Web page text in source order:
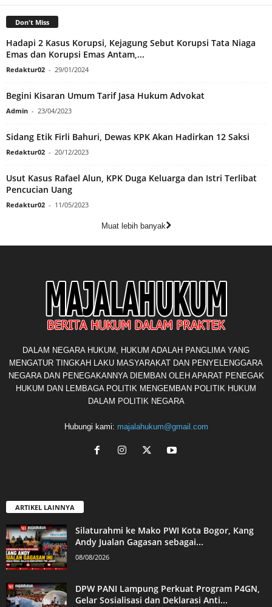
Don't Miss
Hadapi 2 Kasus Korupsi, Kejagung Sebut Korupsi Tata Niaga
Emas dan Korupsi Emas Antam,...
Redaktur02 - 29/01/2024
Begini Kisaran Umum Tarif Jasa Hukum Advokat
Admin - 23/04/2023
Sidang Etik Firli Bahuri, Dewas KPK Akan Hadirkan 12 Saksi
Redaktur02 - 20/12/2023
Usut Kasus Rafael Alun, KPK Duga Keluarga dan Istri Terlibat
Pencucian Uang
Redaktur02 - 11/05/2023
Muat lebih banyak
DALAM NEGARA HUKUM, HUKUM ADALAH PANGLIMA YANG
MENGATUR TINGKAH LAKU MASYARAKAT DAN PENYELENGGARA
NEGARA DAN PENEGAKANNYA DIEMBAN OLEH APARAT PENEGAK
HUKUM DAN LEMBAGA POLITIK MENGEMBAN POLITIK HUKUM
DALAM POLITIK NEGARA
Hubungi kami: majalahukum@gmail.com
ARTIKEL LAINNYA
Silaturahmi ke Mako PWI Kota Bogor, Kang
Andy Jualan Gagasan sebagai...
08/08/2026
DPW PANI Lampung Perkuat Program P4GN,
Gelar Sosialisasi dan Deklarasi Anti...